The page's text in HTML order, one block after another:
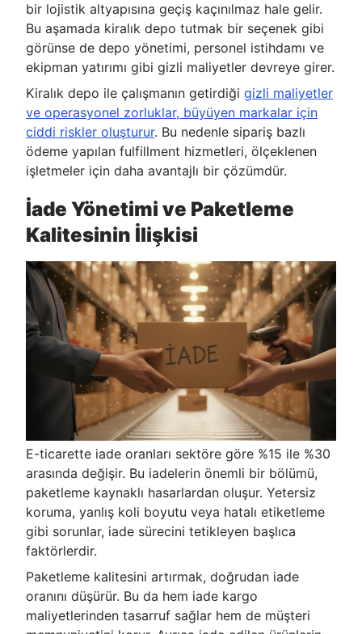
bir lojistik altyapısına geçiş kaçınılmaz hale gelir.
Bu aşamada kiralık depo tutmak bir seçenek gibi
görünse de depo yönetimi, personel istihdamı ve
ekipman yatırımı gibi gizli maliyetler devreye girer.
Kiralık depo ile çalışmanın getirdiği gizli maliyetler
ve operasyonel zorluklar, büyüyen markalar için
ciddi riskler oluşturur. Bu nedenle sipariş bazlı
ödeme yapılan fulfillment hizmetleri, ölçeklenen
işletmeler için daha avantajlı bir çözümdür.
İade Yönetimi ve Paketleme
Kalitesinin İlişkisi
E-ticarette iade oranları sektöre göre %15 ile %30
arasında değişir. Bu iadelerin önemli bir bölümü,
paketleme kaynaklı hasarlardan oluşur. Yetersiz
koruma, yanlış koli boyutu veya hatalı etiketleme
gibi sorunlar, iade sürecini tetikleyen başlıca
faktörlerdir.
Paketleme kalitesini artırmak, doğrudan iade
oranını düşürür. Bu da hem iade kargo
maliyetlerinden tasarruf sağlar hem de müşteri